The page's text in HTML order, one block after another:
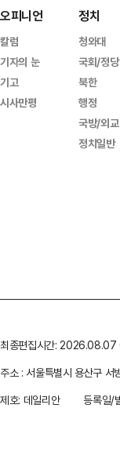
오피니언
칼럼
기자의 눈
기고
시사만평
정치
청와대
국회/정당
북한
행정
국방/외교
정치일반
최종편집시간:
주소 : 서울특별시 용산구
제호: 데일리안
등록일/